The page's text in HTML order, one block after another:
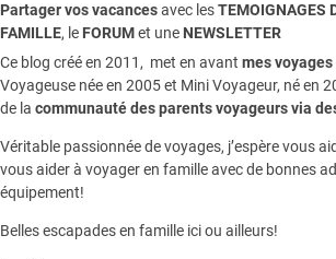
Partager vos vacancesavec lesTEMOIGNAGES
FAMILLE, le FORUMet une NEWSLETTER
Ce blog créé en 2011, met en avant mes
Voyageuse née en 2005 et Mini Voyageur, né en
de la communauté des parents voyageurs via
Véritable passionnée de voyages, j’espère vous
vous aider à voyager en famille avec de bonnes
équipement!
Belles escapades en famille ici ou ailleurs!